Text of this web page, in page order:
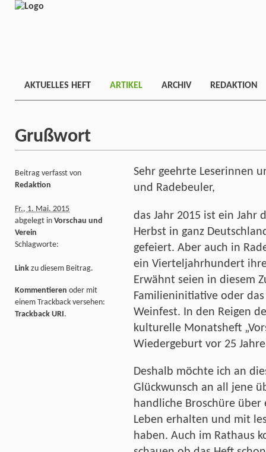
AKTUELLES HEFT ARTIKEL ARCHIV REDAKTION
Grußwort
Sehr geehrte Leserinnen
und Radebeuler,
das Jahr 2015 ist ein Jahr
Herbst in ganz
gefeiert. Aber auch in
ein Vierteljahrhundert
Erwähnt seien in diesem
Familieninitiative oder
Weinfest. In den Reigen
kulturelle Monatsheft
Wiedergeburt vor 25
Deshalb möchte ich an
Glückwunsch an all jene
handliche Broschüre
Leben erhalten und mit
haben. Auch im Rathaus
Beitrag verfasst von
Redaktion
Fr., 1. Mai. 2015
abgelegt in Vorschau und
Verein
Schlagworte:
Link zu diesem Beitrag.
Kommentieren oder mit
einem Trackback versehen:
Trackback URI.